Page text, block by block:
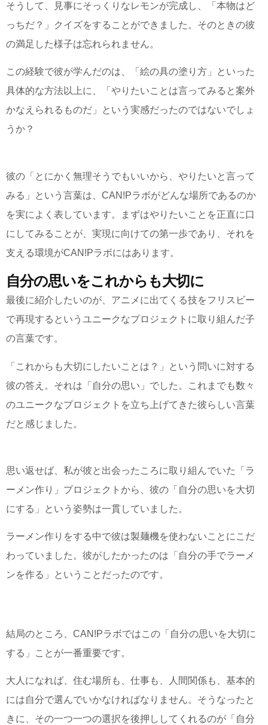
そうして、見事にそっくりなレモンが完成し、「本物はど
っちだ？」クイズをすることができました。そのときの彼
の満足した様子は忘れられません。
この経験で彼が学んだのは、「絵の具の塗り方」といった
具体的な方法以上に、「やりたいことは言ってみると案外
かなえられるものだ」という実感だったのではないでしょ
うか？
彼の「とにかく無理そうでもいいから、やりたいと言って
みる」という言葉は、CAN!Pラボがどんな場所であるのか
を実によく表しています。まずはやりたいことを正直に口
にしてみることが、実現に向けての第一歩であり、それを
支える環境がCAN!Pラボにはあります。
自分の思いをこれからも大切に
最後に紹介したいのが、アニメに出てくる技をフリスビー
で再現するというユニークなプロジェクトに取り組んだ子
の言葉です。
「これからも大切にしたいことは？」という問いに対する
彼の答え。それは「自分の思い」でした。これまでも数々
のユニークなプロジェクトを立ち上げてきた彼らしい言葉
だと感じました。
思い返せば、私が彼と出会ったころに取り組んでいた「ラ
ーメン作り」プロジェクトから、彼の「自分の思いを大切
にする」という姿勢は一貫していました。
ラーメン作りをする中で彼は製麺機を使わないことにこだ
わっていました。彼がしたかったのは「自分の手でラーメ
ンを作る」ということだったのです。
結局のところ、CAN!Pラボではこの「自分の思いを大切に
する」ことが一番重要です。
大人になれば、住む場所も、仕事も、人間関係も、基本的
には自分で選んでいかなければなりません。そうなったと
きに、その一つ一つの選択を後押ししてくれるのが「自分